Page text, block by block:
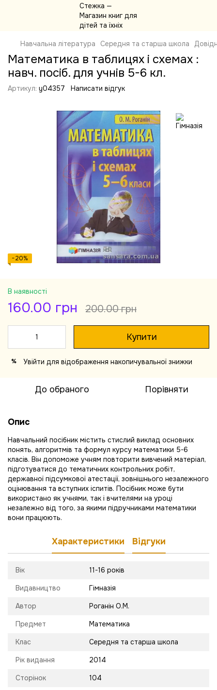
Навчальна література Середня та старша школа
Математика в таблицях і схемах :
навч. посіб. для учнів 5-6 кл.
Артикул: y04357 Написати відгук
−20%
В наявності
160.00 грн 200.00 грн
Купити
% Увійти для відображення накопичувальної знижки
До обраного Порівняти
Опис
Навчальний посібник містить стислий виклад основних
понять, алгоритмів та формул курсу математики 5-6
класів. Він допоможе учням повторити вивчений матеріал,
підготуватися до тематичних контрольних робіт,
державної підсумкової атестації, зовнішнього незалежного
оцінювання та вступних іспитів. Посібник може бути
використано як учнями, так і вчителями на уроці
незалежно від того, за якими підручниками математики
вони працюють.
Характеристики Відгуки
Вік 11-16 років
Видавництво Гімназія
Автор Роганін О.М.
Предмет Математика
Клас Середня та старша школа
Рік видання 2014
Сторінок 104